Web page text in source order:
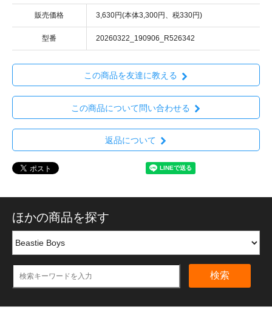
販売価格 3,630円(本体3,300円、税330円)
型番 20260322_190906_R526342
この商品を友達に教える
この商品について問い合わせる
返品について
ほかの商品を探す
検索